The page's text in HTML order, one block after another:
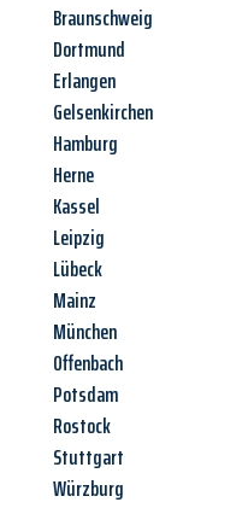
Braunschweig
Dortmund
Erlangen
Gelsenkirchen
Hamburg
Herne
Kassel
Leipzig
Lübeck
Mainz
München
Offenbach
Potsdam
Rostock
Stuttgart
Würzburg